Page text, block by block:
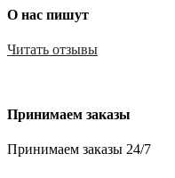
О нас пишут
Читать отзывы
Принимаем заказы
Принимаем заказы 24/7